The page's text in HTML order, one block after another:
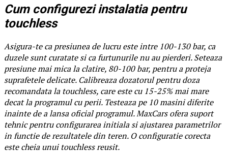
Cum configurezi instalatia pentru
touchless
Asigura-te ca presiunea de lucru este intre 100-130 bar, ca
duzele sunt curatate si ca furtunurile nu au pierderi. Seteaza
presiune mai mica la clatire, 80-100 bar, pentru a proteja
suprafetele delicate. Calibreaza dozatorul pentru doza
recomandata la touchless, care este cu 15-25% mai mare
decat la programul cu perii. Testeaza pe 10 masini diferite
inainte de a lansa oficial programul. MaxCars ofera suport
tehnic pentru configurarea initiala si ajustarea parametrilor
in functie de rezultatele din teren. O configuratie corecta
este cheia unui touchless reusit.